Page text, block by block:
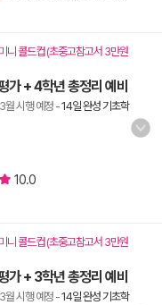
니 콜드컵 (초중고참고서 3만원
가 + 4학년 총정리 예비
월 시행 예정-14일 완성 기초학
10.0
니 콜드컵 (초중고참고서 3만원
가 + 3학년 총정리 예비
월 시행 예정-14일 완성 기초학